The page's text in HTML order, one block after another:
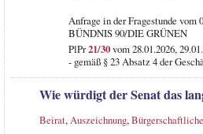
Anfrage in der Fragestundevom
BÜNDNIS 90/DIE GRÜNEN
PlPr21/30vom 28.01.2026,
- gemäß § 23 Absatz 4 der
Wie würdigt der Senat das
Beirat,Auszeichnung,